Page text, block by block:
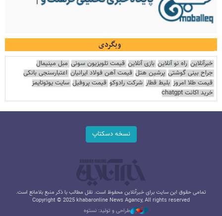
وبگردی
خبرآنلاین راه نو آنلاین بازی آنلاین قیمت تلویزیون سونی مبل مینیمال
جراح بینی گوشتی پرشین هتل قیمت آهن فولاد ایرانیان اعتبارسنجی بانکی
قیمت طلا امروز بلیط قطار شرکت رادوکو قیمت پروفیل سایت یوتوتایمز
خرید اکانت chatgpt
نسخه دسکتاپ
تمامی حقوق این سایت برای خبرآنلاین محفوظ است. نقل مطالب با ذکر منبع بلامانع است.
Copyright © 2025 khabaronline News Agancy, All rights reserved
طراحی و تولید: نستوه